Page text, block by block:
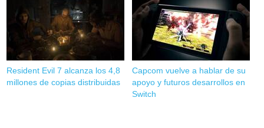
Resident Evil 7 alcanza los 4,8
millones de copias distribuidas
Capcom vuelve a hablar de su
apoyo y futuros desarrollos en
Switch